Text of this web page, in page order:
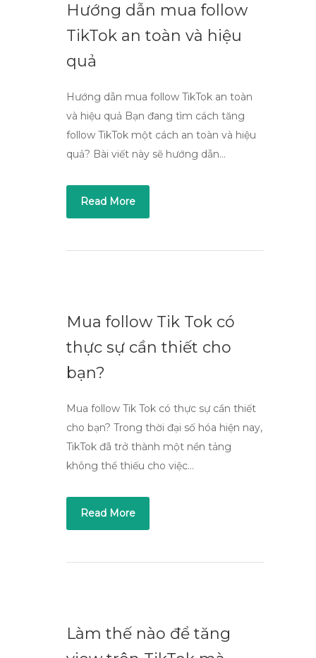
Hướng dẫn mua follow
TikTok an toàn và hiệu
quả
Hướng dẫn mua follow TikTok an toàn
và hiệu quả Bạn đang tìm cách tăng
follow TikTok một cách an toàn và hiệu
quả? Bài viết này sẽ hướng dẫn…
Read More
Mua follow Tik Tok có
thực sự cần thiết cho
bạn?
Mua follow Tik Tok có thực sự cần thiết
cho bạn? Trong thời đại số hóa hiện nay,
TikTok đã trở thành một nền tảng
không thể thiếu cho việc…
Read More
Làm thế nào để tăng